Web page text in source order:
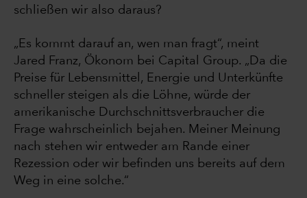
schließen wir also daraus?
„Es kommt darauf an, wen man fragt“, meint
Jared Franz, Ökonom bei Capital Group. „Da die
Preise für Lebensmittel, Energie und Unterkünfte
schneller steigen als die Löhne, würde der
amerikanische Durchschnittsverbraucher die
Frage wahrscheinlich bejahen. Meiner Meinung
nach stehen wir entweder am Rande einer
Rezession oder wir befinden uns bereits auf dem
Weg in eine solche.“